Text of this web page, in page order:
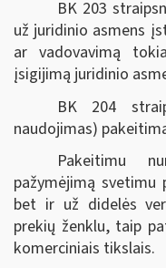
BK 203
už juridinio asmens
ar vadovavimą
įsigijimą juridinio
BK 204
naudojimas)
Pakeitimu
pažymėjimą
bet ir už didelės
prekių ženklu, taip
komerciniais tikslais.